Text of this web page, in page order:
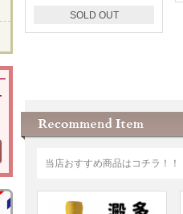
SOLD OUT
当店おすすめ商品はコチラ！！